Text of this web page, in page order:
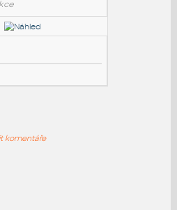
CONE
- ekcentrický kužel, pro
komentáře